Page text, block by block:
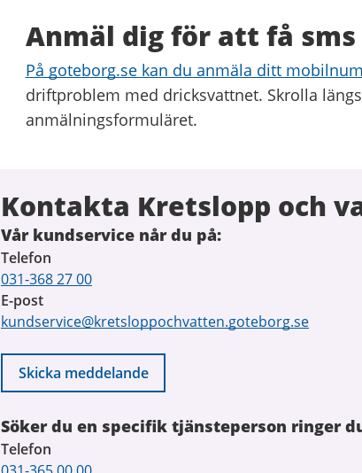
Anmäl dig för att få sms
På goteborg.se kan du anmäla ditt
driftproblem med dricksvattnet. Skrolla
anmälningsformuläret.
Kontakta Kretslopp och
Vår kundservice når du på:
Telefon
031-368 27 00
E-post
kundservice@kretsloppochvatten.goteborg.se
Skicka meddelande
Söker du en specifik tjänsteperson ringer
Telefon